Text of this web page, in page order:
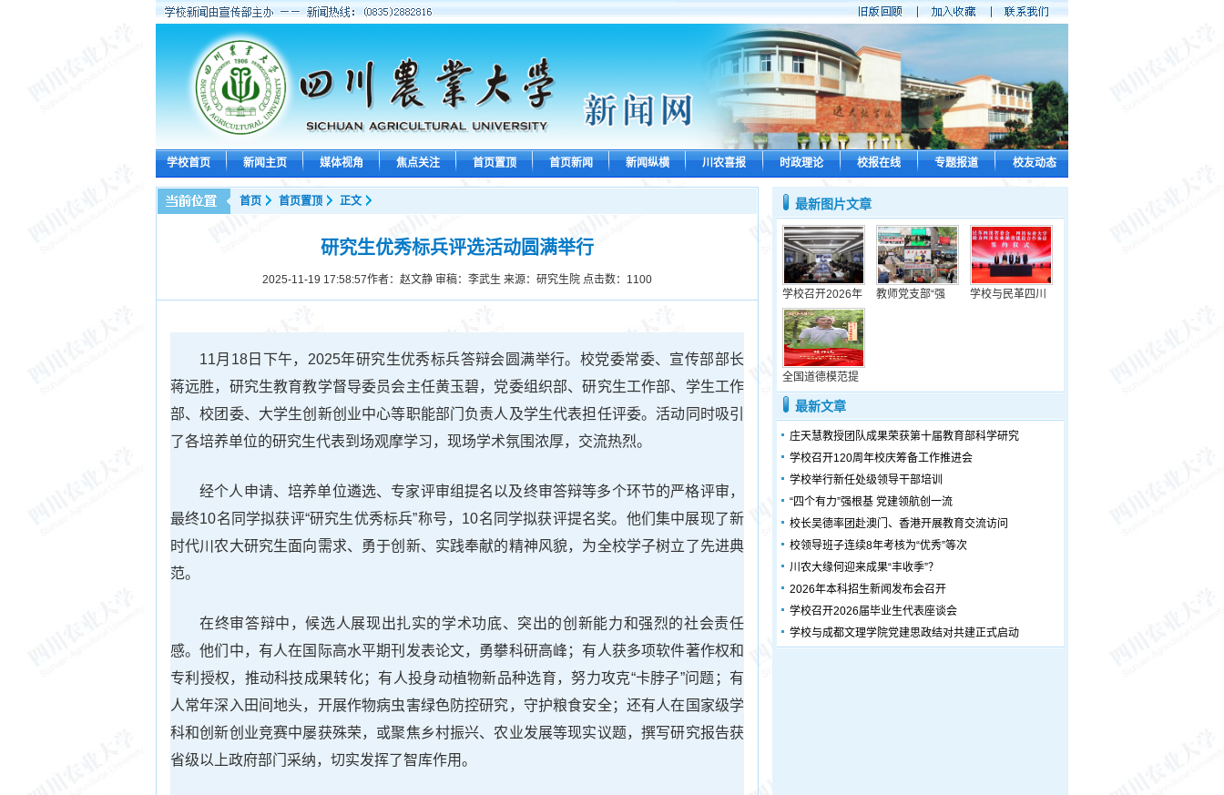
学校首页 新闻主页 媒体视角 焦点关注 首页置顶 首页新闻 新闻纵横 川农喜报 时政理论 校报在线 专题报道 校友动态
首页 首页置顶 正文
研究生优秀标兵评选活动圆满举行
2025-11-19 17:58:57作者：赵文静 审稿：李武生 来源：研究生院 点击数： 1100
11月18日下午，2025年研究生优秀标兵答辩会圆满举行。校党委常委、宣传部部长
蒋远胜，研究生教育教学督导委员会主任黄玉碧，党委组织部、研究生工作部、学生工作
部、校团委、大学生创新创业中心等职能部门负责人及学生代表担任评委。活动同时吸引
了各培养单位的研究生代表到场观摩学习，现场学术氛围浓厚，交流热烈。
经个人申请、培养单位遴选、专家评审组提名以及终审答辩等多个环节的严格评审，
最终10名同学拟获评“研究生优秀标兵”称号，10名同学拟获评提名奖。他们集中展现了新
时代川农大研究生面向需求、勇于创新、实践奉献的精神风貌，为全校学子树立了先进典
范。
在终审答辩中，候选人展现出扎实的学术功底、突出的创新能力和强烈的社会责任
感。他们中，有人在国际高水平期刊发表论文，勇攀科研高峰；有人获多项软件著作权和
专利授权，推动科技成果转化；有人投身动植物新品种选育，努力攻克“卡脖子”问题；有
人常年深入田间地头，开展作物病虫害绿色防控研究，守护粮食安全；还有人在国家级学
科和创新创业竞赛中屡获殊荣，或聚焦乡村振兴、农业发展等现实议题，撰写研究报告获
省级以上政府部门采纳，切实发挥了智库作用。
最新图片文章
学校召开2026年 教师党支部“强 学校与民革四川
全国道德模范提
最新文章
庄天慧教授团队成果荣获第十届教育部科学研究
学校召开120周年校庆筹备工作推进会
学校举行新任处级领导干部培训
“四个有力”强根基 党建领航创一流
校长吴德率团赴澳门、香港开展教育交流访问
校领导班子连续8年考核为“优秀”等次
川农大缘何迎来成果“丰收季”？
2026年本科招生新闻发布会召开
学校召开2026届毕业生代表座谈会
学校与成都文理学院党建思政结对共建正式启动